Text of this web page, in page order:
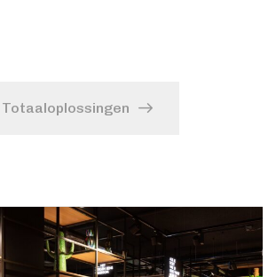
Totaaloplossingen